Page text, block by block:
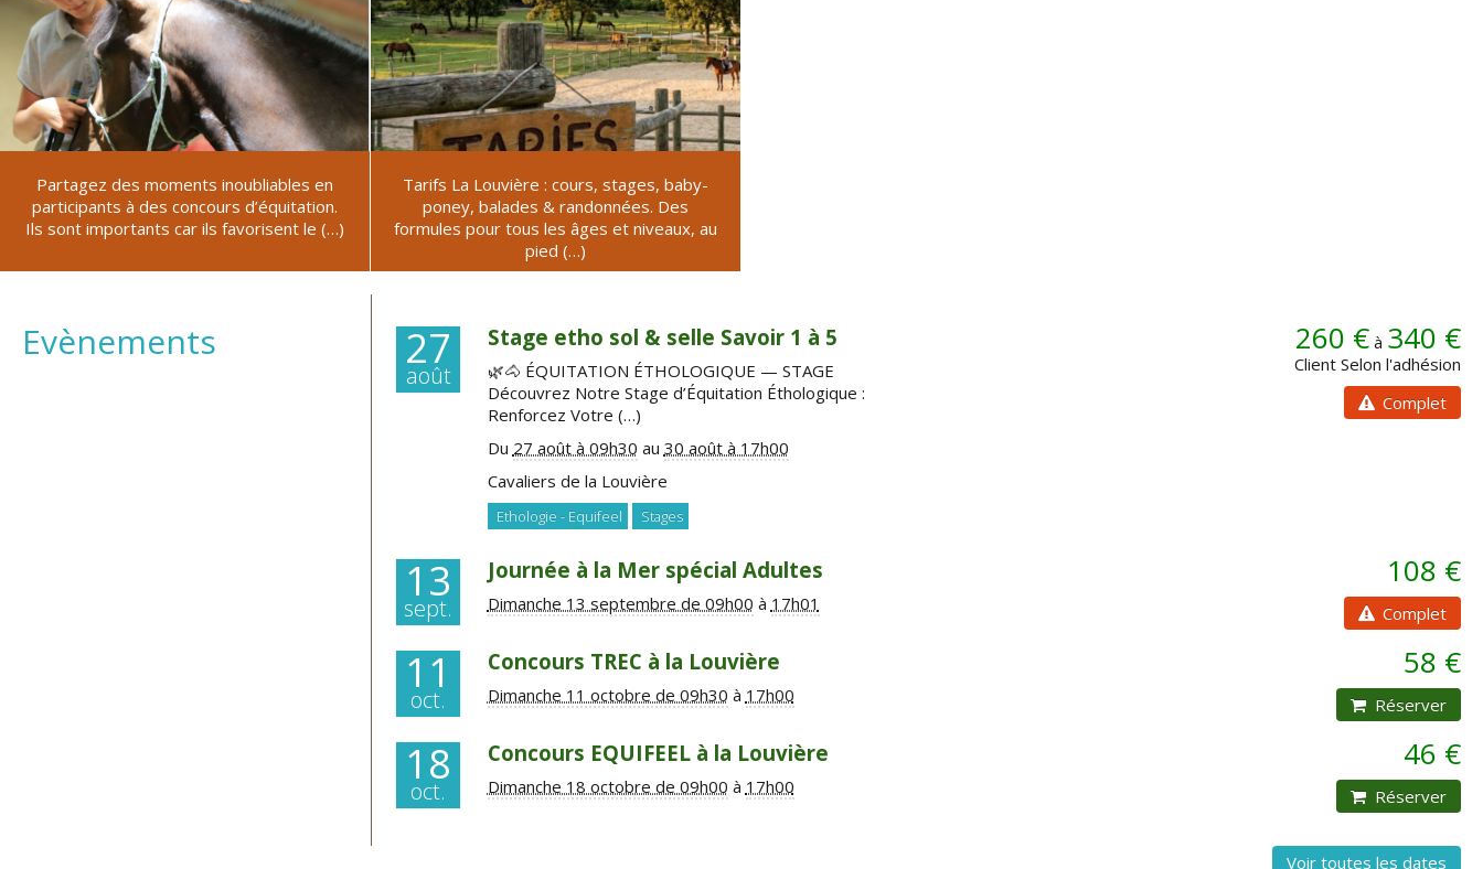
Partagez des moments inoubliables en
participants à des concours d’équitation.
Ils sont importants car ils favorisent le (…)
Tarifs La Louvière : cours, stages, baby-
poney, balades & randonnées. Des
formules pour tous les âges et niveaux, au
pied (…)
Evènements 27
août
Stage etho sol & selle Savoir 1 à 5
🌿🐴 ÉQUITATION ÉTHOLOGIQUE — STAGE
Découvrez Notre Stage d’Équitation Éthologique :
Renforcez Votre (…)
Du 27 août à 09h30 au 30 août à 17h00
Cavaliers de la Louvière
Ethologie - Equifeel Stages
260 € à 340 €
Client Selon l'adhésion
Complet
13
sept.
Journée à la Mer spécial Adultes
Dimanche 13 septembre de 09h00 à 17h01
108 €
Complet
11
oct.
Concours TREC à la Louvière
Dimanche 11 octobre de 09h30 à 17h00
58 €
Réserver
18
oct.
Concours EQUIFEEL à la Louvière
Dimanche 18 octobre de 09h00 à 17h00
46 €
Réserver
Voir toutes les dates